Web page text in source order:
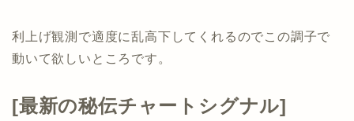
利上げ観測で適度に乱高下してくれるのでこの調子で
動いて欲しいところです。
[最新の秘伝チャートシグナル]